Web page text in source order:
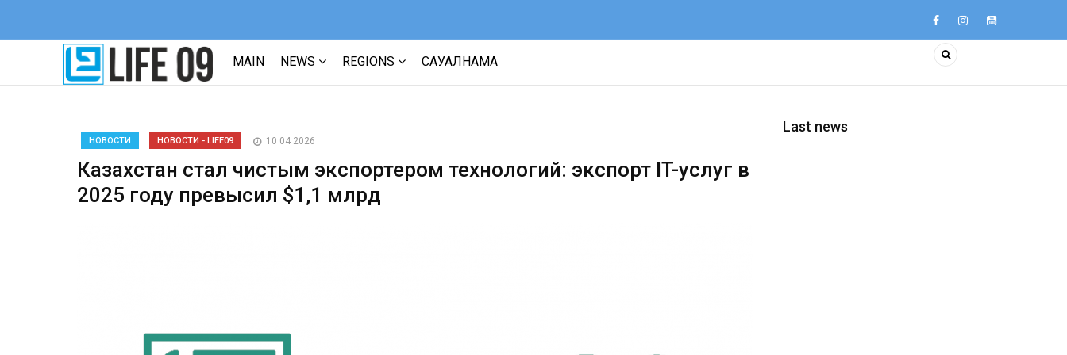
MAIN NEWS REGIONS САУАЛНАМА
НОВОСТИ НОВОСТИ - LIFE09 10 04 2026
Казахстан стал чистым экспортером технологий: экспорт IT-услуг в
2025 году превысил $1,1 млрд
Last news